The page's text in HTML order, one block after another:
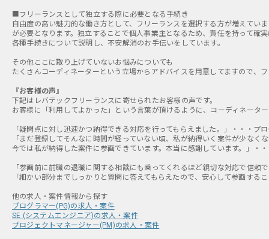
■フリーランスとして独立する際に必要となる手続き
自由度の高い魅力的な働き方として、フリーランスを選択する方が増えて
が必要となります。独立することで個人事業主となるため、責任を持って確
各種手続きについて説明し、不安解消のお手伝いをしています。
その他ここに取り上げていないお悩みについても
たくさんコーディネーターという立場からアドバイスを用意してますので、
『お客様の声』
下記はレバテックフリーランスに寄せられたお客様の声です。
お客様に「利用してよかった」という言葉が頂けるように、コーディネータ
「疑問点に対し迅速かつ納得できる対応を行ってもらえました。」・・・プ
「まだ登録してそんなに時間が経っていない頃、私が納得いく案件が少な
今では私が納得した案件に参画できています。本当に感謝しています。」・
「参画前に前職の退職に関する相談にも乗ってくれるほど親切な対応で信頼
「細かい部分までしっかりと質問に答えてもらえたので、安心して参画する
プログラマー(PG)の求人・案件
SE (システムエンジニア)の求人・案件
プロジェクトマネージャー(PM)の求人・案件